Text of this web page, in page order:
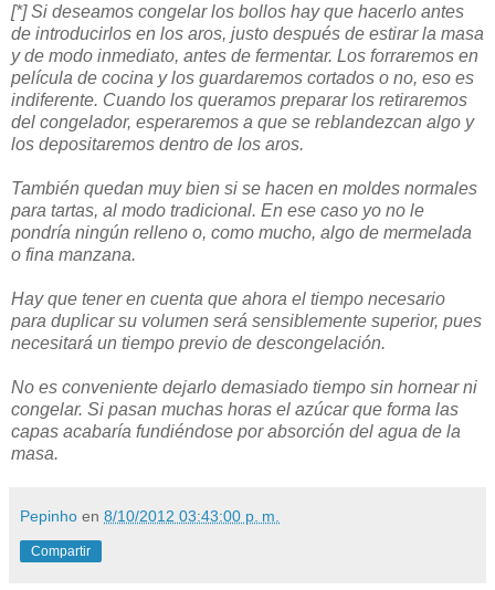
[*] Si deseamos congelar los bollos hay que hacerlo antes
de introducirlos en los aros, justo después de estirar la masa
y de modo inmediato, antes de fermentar. Los forraremos en
película de cocina y los guardaremos cortados o no, eso es
indiferente. Cuando los queramos preparar los retiraremos
del congelador, esperaremos a que se reblandezcan algo y
los depositaremos dentro de los aros.
También quedan muy bien si se hacen en moldes normales
para tartas, al modo tradicional. En ese caso yo no le
pondría ningún relleno o, como mucho, algo de mermelada
o fina manzana.
Hay que tener en cuenta que ahora el tiempo necesario
para duplicar su volumen será sensiblemente superior, pues
necesitará un tiempo previo de descongelación.
No es conveniente dejarlo demasiado tiempo sin hornear ni
congelar. Si pasan muchas horas el azúcar que forma las
capas acabaría fundiéndose por absorción del agua de la
masa.
Pepinho en 8/10/2012 03:43:00 p. m.
Compartir